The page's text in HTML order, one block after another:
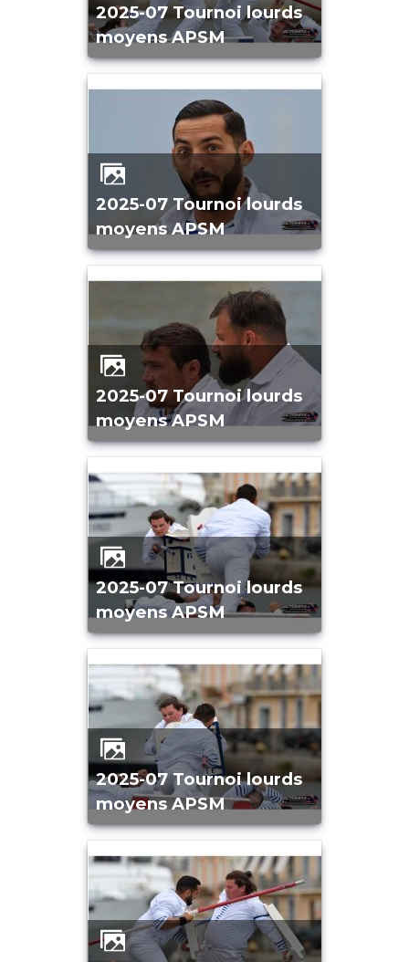
2025-07 Tournoi lourds
moyens APSM
2025-07 Tournoi lourds
moyens APSM
2025-07 Tournoi lourds
moyens APSM
2025-07 Tournoi lourds
moyens APSM
2025-07 Tournoi lourds
moyens APSM